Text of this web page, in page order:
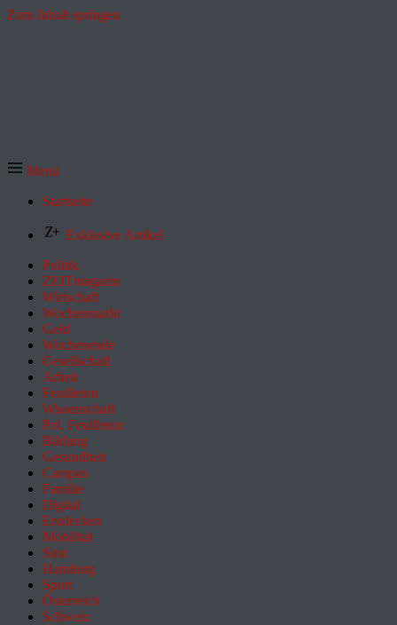
Zum Inhalt springen
Menü
Startseite
Exklusive Artikel
Politik
ZEITmagazin
Wirtschaft
Wochenmarkt
Geld
Wochenende
Gesellschaft
Arbeit
Feuilleton
Wissenschaft
Pol. Feuilleton
Bildung
Gesundheit
Campus
Familie
Digital
Entdecken
Mobilität
Sinn
Hamburg
Sport
Österreich
Schweiz